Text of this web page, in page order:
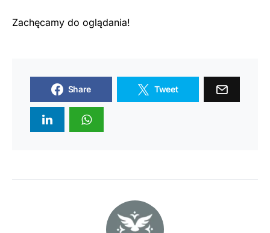
Zachęcamy do oglądania!
Share Tweet